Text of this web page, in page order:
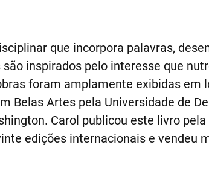
que incorpora palavras,
inspirados pelo interesse que
foram amplamente exibidas em
Belas Artes pela Universidade de
Carol publicou este livro
edições internacionais e vendeu